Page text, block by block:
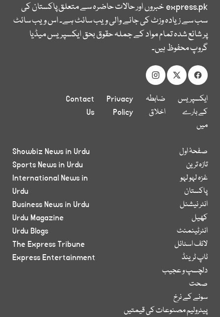
express.pkخبروں اور حالات حاضرہ سے متعلق پاکستان کی
سب سے زیادہ وزٹ کی جانے والی ویب سائٹ ہے۔ اس ویب سائٹ
پر شائع شدہ تمام مواد کے جملہ حقوق بحق ایکسپریس میڈیا
گروپ محفوظ ہیں۔
ایکسپریس
کے بارے
میں
ضابطہ
اخلاق
Privacy
Policy
Contact
Us
صفحۂ اول
تازہ ترین
غزہ لہو لہو
پاکستان
انٹر نیشنل
کھیل
انٹرٹینمنٹ
لائف اسٹائل
ٹاپ ٹرینڈ
دلچسپ و عجیب
صحت
سونے کے نرخ
پیٹرولیم مصنوعات کی قیمتیں
Showbiz News in Urdu
Sports News in Urdu
International News in
Urdu
Business News in Urdu
Urdu Magazine
Urdu Blogs
The Express Tribune
Express Entertainment